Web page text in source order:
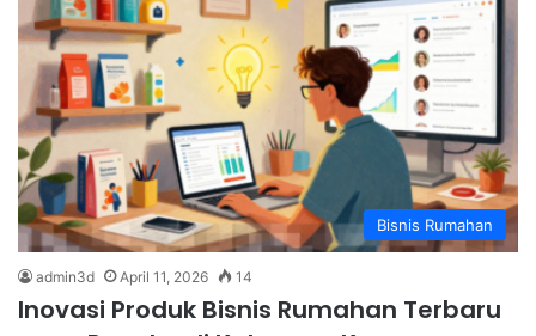
Bisnis Rumahan
admin3d April 11, 2026 14
Inovasi Produk Bisnis Rumahan Terbaru